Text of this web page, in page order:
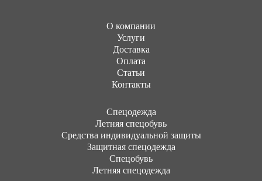
О компании
Услуги
Доставка
Оплата
Статьи
Контакты
Cпецодежда
Летняя спецобувь
Средства индивидуальной защиты
Защитная спецодежда
Спецобувь
Летняя спецодежда